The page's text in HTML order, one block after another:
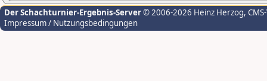
Der Schachturnier-Ergebnis-Server© 2006-2026 Heinz Herzog,
Impressum / Nutzungsbedingungen